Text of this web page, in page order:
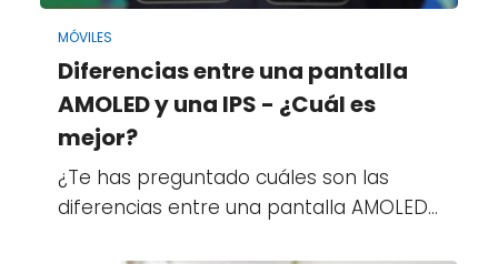
MÓVILES
Diferencias entre una pantalla
AMOLED y una IPS - ¿Cuál es
mejor?
¿Te has preguntado cuáles son las
diferencias entre una pantalla AMOLED…